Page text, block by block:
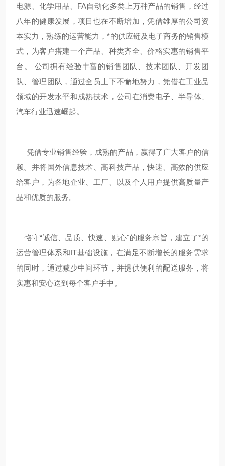
电源、化学用品、FA自动化多类上万种产品的销售，经过
八年的健康发展，项目也在不断增加，凭借雄厚的公司资
本实力，熟练的运营能力，*的供应链及电子商务的销售模
式，为客户搭建一个产品、种类齐全、价格实惠的销售平
台。 公司拥有经验丰富的销售团队、技术团队、开发团
队、管理团队，通过全员上下不懈地努力，凭借在工业品
领域的开发水平和成熟技术，公司在消费电子、半导体、
汽车行业迅速崛起。
凭借专业销售经验，成熟的产品，赢得了广大客户的信
赖。并将国外信息技术、高科技产品，快速、高效的供应
给客户，为各地企业、工厂、以及个人用户提供高质量产
品和优质的服务。
恪守“诚信、品质、快速、贴心"的服务宗旨，建立了*的
运营管理体系和IT基础设施，在满足不断增长的服务需求
的同时，通过减少中间环节，并提供便利的配送服务，将
实惠和安心送到每个客户手中。